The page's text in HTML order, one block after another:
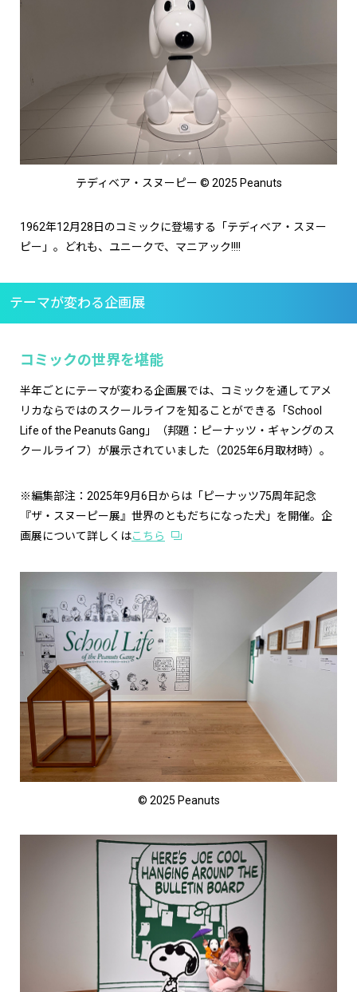
テディベア・スヌーピー © 2025 Peanuts
1962年12月28日のコミックに登場する「テディベア・スヌー
ピー」。どれも、ユニークで、マニアック!!!!
テーマが変わる企画展
コミックの世界を堪能
半年ごとにテーマが変わる企画展では、コミックを通してアメ
リカならではのスクールライフを知ることができる「School
Life of the Peanuts Gang」（邦題：ピーナッツ・ギャングのス
クールライフ）が展示されていました（2025年6月取材時）。
※編集部注：2025年9月6日からは「ピーナッツ75周年記念
『ザ・スヌーピー展』世界のともだちになった犬」を開催。企
画展について詳しくはこちら
© 2025 Peanuts